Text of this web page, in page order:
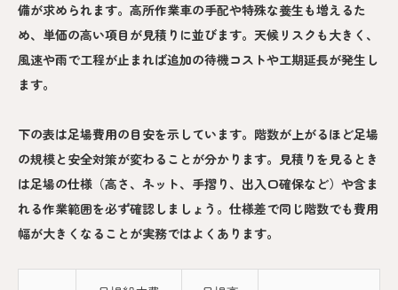
備が求められます。高所作業車の手配や特殊な養生も増えるた
め、単価の高い項目が見積りに並びます。天候リスクも大きく、
風速や雨で工程が止まれば追加の待機コストや工期延長が発生し
ます。
下の表は足場費用の目安を示しています。階数が上がるほど足場
の規模と安全対策が変わることが分かります。見積りを見るとき
は足場の仕様（高さ、ネット、手摺り、出入口確保など）や含ま
れる作業範囲を必ず確認しましょう。仕様差で同じ階数でも費用
幅が大きくなることが実務ではよくあります。